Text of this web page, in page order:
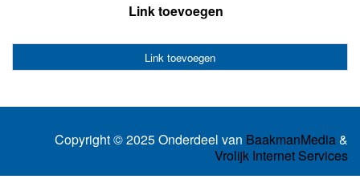
Link toevoegen
Link toevoegen
Copyright © 2025 Onderdeel van BaakmanMedia&
Vrolijk Internet Services